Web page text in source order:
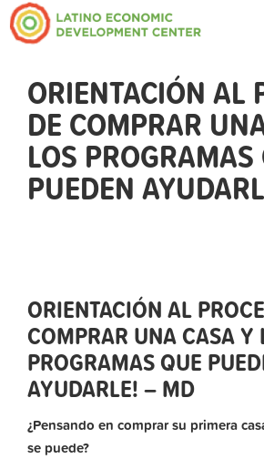
ORIENTACIÓN AL
DE COMPRAR
LOS PROGRAMAS
PUEDEN
ORIENTACIÓN AL
COMPRAR UNA CASA Y
PROGRAMAS QUE
AYUDARLE! – MD
¿Pensando en comprar su primera
se puede?